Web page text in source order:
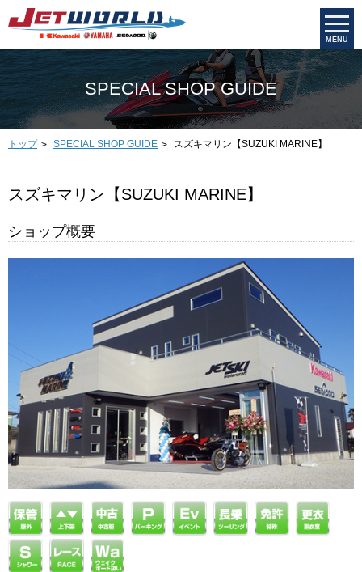
MENU
SPECIAL SHOP GUIDE
トップ SPECIAL SHOP GUIDE スズキマリン【SUZUKI MARINE】
スズキマリン【SUZUKI MARINE】
ショップ概要